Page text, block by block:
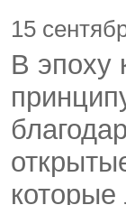
15
В эпоху